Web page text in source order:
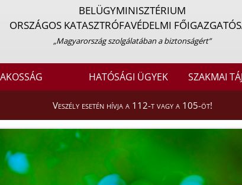
BELÜGYMINISZTÉRIUM
ORSZÁGOS KATASZTRÓFAVÉDELMI
„Magyarország szolgálatában a biztonságért”
HATÓSÁGI ÜGYEK SZAKMAI
Veszély esetén hívja a 112-t vagy a 105-öt!